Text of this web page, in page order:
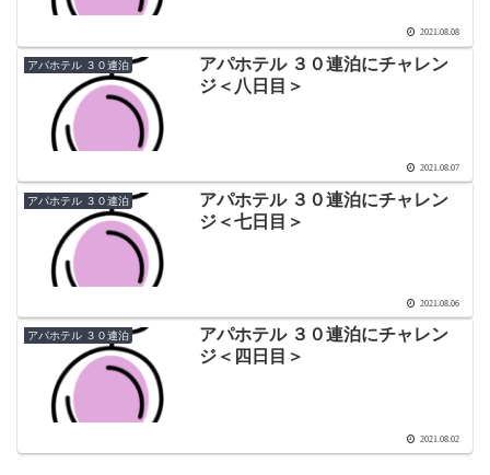
2021.08.08
アパホテル ３０連泊
アパホテル ３０連泊にチャレン
ジ＜八日目＞
2021.08.07
アパホテル ３０連泊
アパホテル ３０連泊にチャレン
ジ＜七日目＞
2021.08.06
アパホテル ３０連泊
アパホテル ３０連泊にチャレン
ジ＜四日目＞
2021.08.02